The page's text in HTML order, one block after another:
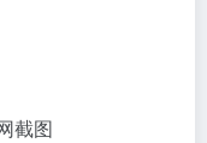
截图